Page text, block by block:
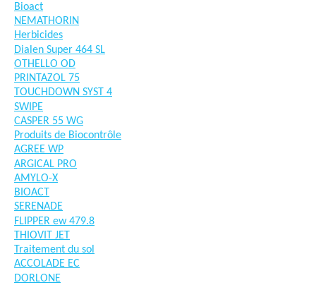
Bioact
NEMATHORIN
Herbicides
Dialen Super 464 SL
OTHELLO OD
PRINTAZOL 75
TOUCHDOWN SYST 4
SWIPE
CASPER 55 WG
Produits de Biocontrôle
AGREE WP
ARGICAL PRO
AMYLO-X
BIOACT
SERENADE
FLIPPER ew 479.8
THIOVIT JET
Traitement du sol
ACCOLADE EC
DORLONE